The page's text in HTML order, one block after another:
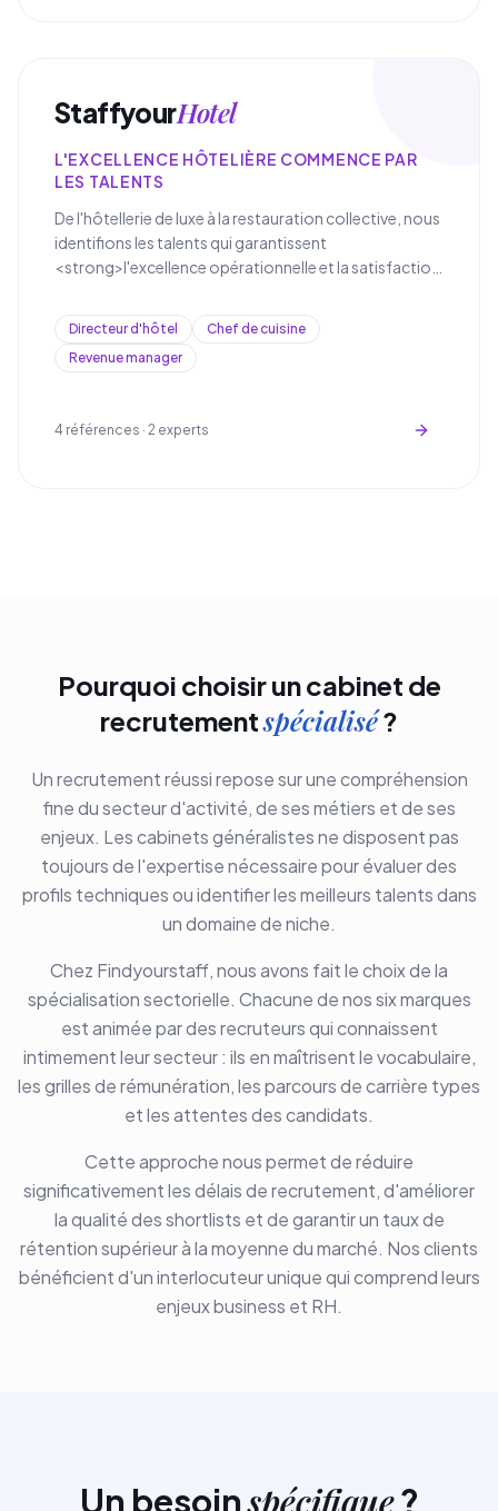
StaffyourHotel
L'EXCELLENCE HÔTELIÈRE COMMENCE PAR
LES TALENTS
De l'hôtellerie de luxe à la restauration collective, nous
identifions les talents qui garantissent
<strong>l'excellence opérationnelle et la satisfaction
Directeur d'hôtel
Chef de cuisine
Revenue manager
4 références · 2 experts
Pourquoi choisir un cabinet de
recrutementspécialisé?
Un recrutement réussi repose sur une compréhension
fine du secteur d'activité, de ses métiers et de ses
enjeux. Les cabinets généralistes ne disposent pas
toujours de l'expertise nécessaire pour évaluer des
profils techniques ou identifier les meilleurs talents dans
un domaine de niche.
Chez Findyourstaff, nous avons fait le choix de la
spécialisation sectorielle. Chacune de nos six marques
est animée par des recruteurs qui connaissent
intimement leur secteur : ils en maîtrisent le vocabulaire,
les grilles de rémunération, les parcours de carrière types
et les attentes des candidats.
Cette approche nous permet de réduire
significativement les délais de recrutement, d'améliorer
la qualité des shortlists et de garantir un taux de
rétention supérieur à la moyenne du marché. Nos clients
bénéficient d'un interlocuteur unique qui comprend leurs
enjeux business et RH.
Un besoinspécifique?